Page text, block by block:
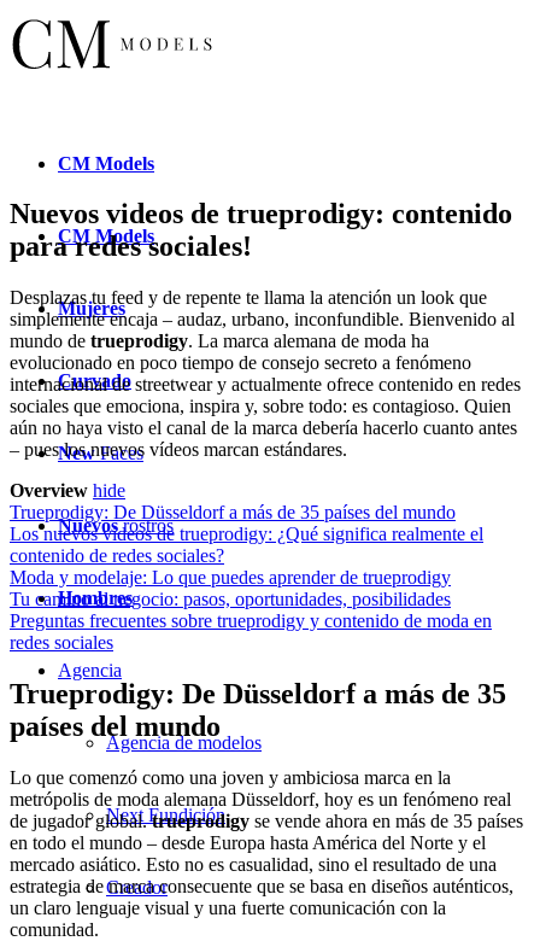
CM Models
CM Models
Mujeres
Curvado
NewFaces
Nuevosrostros
Hombres
Agencia
Agencia de modelos
Next Fundición
Creador
Nuevos videos de trueprodigy: contenido
para redes sociales!
Desplazas tu feed y de repente te llama la atención un look que
simplemente encaja – audaz, urbano, inconfundible. Bienvenido al
mundo de trueprodigy. La marca alemana de moda ha
evolucionado en poco tiempo de consejo secreto a fenómeno
internacional de streetwear y actualmente ofrece contenido en redes
sociales que emociona, inspira y, sobre todo: es contagioso. Quien
aún no haya visto el canal de la marca debería hacerlo cuanto antes
– pues los nuevos vídeos marcan estándares.
Overview hide
Trueprodigy: De Düsseldorf a más de 35 países del mundo
Los nuevos videos de trueprodigy: ¿Qué significa realmente el
contenido de redes sociales?
Moda y modelaje: Lo que puedes aprender de trueprodigy
Tu camino al negocio: pasos, oportunidades, posibilidades
Preguntas frecuentes sobre trueprodigy y contenido de moda en
redes sociales
Trueprodigy: De Düsseldorf a más de 35
países del mundo
Lo que comenzó como una joven y ambiciosa marca en la
metrópolis de moda alemana Düsseldorf, hoy es un fenómeno real
de jugador global.trueprodigy se vende ahora en más de 35 países
en todo el mundo – desde Europa hasta América del Norte y el
mercado asiático. Esto no es casualidad, sino el resultado de una
estrategia de marca consecuente que se basa en diseños auténticos,
un claro lenguaje visual y una fuerte comunicación con la
comunidad.